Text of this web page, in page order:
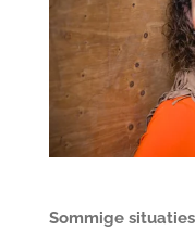
Sommige